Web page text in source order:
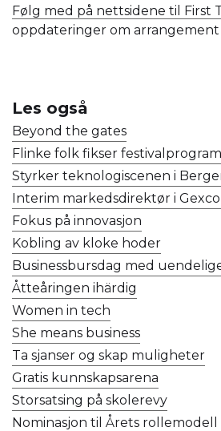
Følg med på nettsidene til First
oppdateringer om
Les også
Beyond the gates
Flinke folk fikser festivalprogram
Styrker teknologiscenen i
Interim markedsdirektør i
Fokus på innovasjon
Kobling av kloke hoder
Businessbursdag med
Åtteåringen ihärdig
Women in tech
She means business
Ta sjanser og skap muligheter
Gratis kunnskapsarena
Storsatsing på skolerevy
Nominasjon til Årets rollemodell